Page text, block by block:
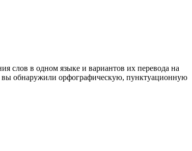
слов в одном языке и вариантов их перевода на
вы обнаружили орфографическую, пунктуационную